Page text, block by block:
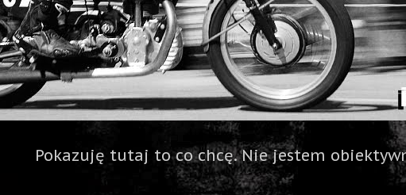
Pokazuję tutaj to co chcę. Nie jestem